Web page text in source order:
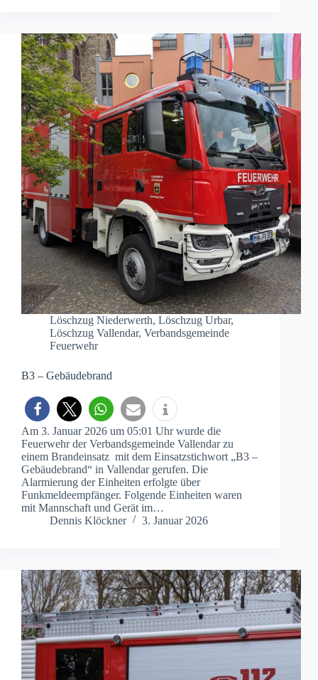
Löschzug Niederwerth, Löschzug Urbar,
Löschzug Vallendar, Verbandsgemeinde
Feuerwehr
B3 – Gebäudebrand
Am 3. Januar 2026 um 05:01 Uhr wurde die
Feuerwehr der Verbandsgemeinde Vallendar zu
einem Brandeinsatz mit dem Einsatzstichwort „B3 –
Gebäudebrand“ in Vallendar gerufen. Die
Alarmierung der Einheiten erfolgte über
Funkmeldeempfänger. Folgende Einheiten waren
mit Mannschaft und Gerät im…
Dennis Klöckner
3. Januar 2026